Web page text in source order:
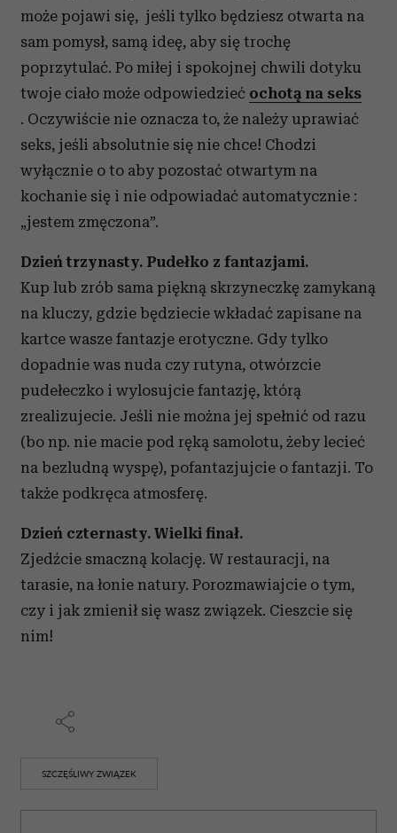
może pojawi się, jeśli tylko będziesz otwarta na
sam pomysł, samą ideę, aby się trochę
poprzytulać. Po miłej i spokojnej chwili dotyku
twoje ciało może odpowiedzieć ochotą na seks
. Oczywiście nie oznacza to, że należy uprawiać
seks, jeśli absolutnie się nie chce! Chodzi
wyłącznie o to aby pozostać otwartym na
kochanie się i nie odpowiadać automatycznie :
„jestem zmęczona”.
Dzień trzynasty. Pudełko z fantazjami.
Kup lub zrób sama piękną skrzyneczkę zamykaną
na kluczy, gdzie będziecie wkładać zapisane na
kartce wasze fantazje erotyczne. Gdy tylko
dopadnie was nuda czy rutyna, otwórzcie
pudełeczko i wylosujcie fantazję, którą
zrealizujecie. Jeśli nie można jej spełnić od razu
(bo np. nie macie pod ręką samolotu, żeby lecieć
na bezludną wyspę), pofantazjujcie o fantazji. To
także podkręca atmosferę.
Dzień czternasty. Wielki finał.
Zjedźcie smaczną kolację. W restauracji, na
tarasie, na łonie natury. Porozmawiajcie o tym,
czy i jak zmienił się wasz związek. Cieszcie się
nim!
SZCZĘŚLIWY ZWIĄZEK